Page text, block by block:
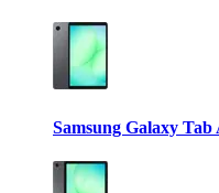
Samsung Galaxy